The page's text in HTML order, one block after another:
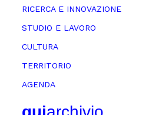
RICERCA E INNOVAZIONE
STUDIO E LAVORO
CULTURA
TERRITORIO
AGENDA